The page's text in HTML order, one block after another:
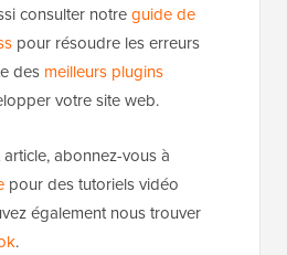
consulter notreguide de
pour résoudre les erreurs
des meilleurs plugins
votre site web.
abonnez-vous à
pour des tutoriels vidéo
également nous trouver
.